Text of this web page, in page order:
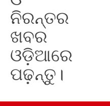
ନିରନ୍ତର
ଖବର
ଓଡ଼ିଆରେ
ପଢ଼ନ୍ତୁ।